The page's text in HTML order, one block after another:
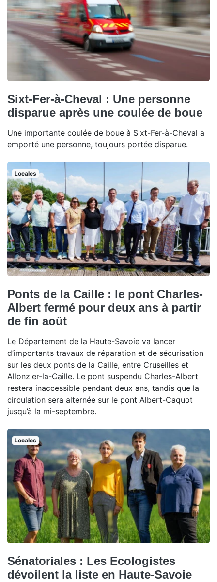
Sixt-Fer-à-Cheval : Une personne
disparue après une coulée de boue
Une importante coulée de boue à Sixt-Fer-à-Cheval a
emporté une personne, toujours portée disparue.
Locales
Ponts de la Caille : le pont Charles-
Albert fermé pour deux ans à partir
de fin août
Le Département de la Haute-Savoie va lancer
d’importants travaux de réparation et de sécurisation
sur les deux ponts de la Caille, entre Cruseilles et
Allonzier-la-Caille. Le pont suspendu Charles-Albert
restera inaccessible pendant deux ans, tandis que la
circulation sera alternée sur le pont Albert-Caquot
jusqu’à la mi-septembre.
Locales
Sénatoriales : Les Ecologistes
dévoilent la liste en Haute-Savoie